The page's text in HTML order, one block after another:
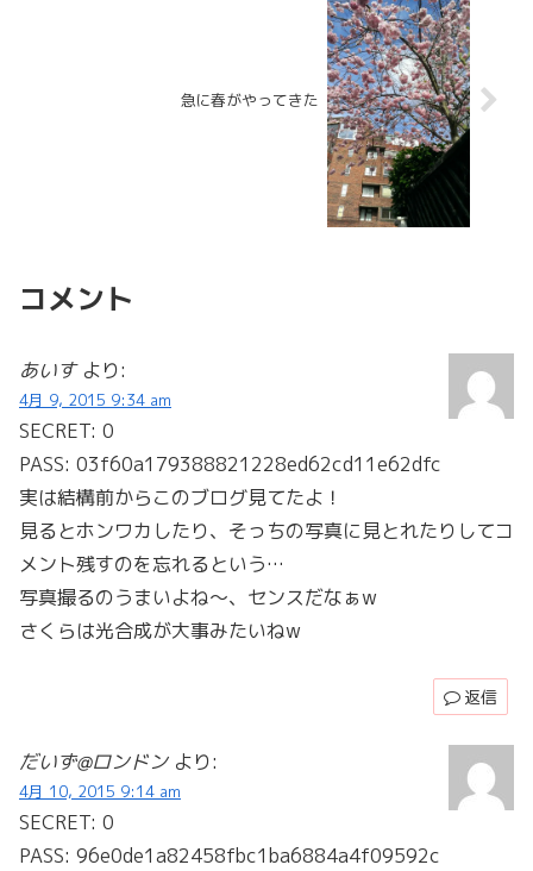
急に春がやってきた
コメント
あいす より:
4月 9, 2015 9:34 am
SECRET: 0
PASS: 03f60a179388821228ed62cd11e62dfc
実は結構前からこのブログ見てたよ！
見るとホンワカしたり、そっちの写真に見とれたりしてコ
メント残すのを忘れるという…
写真撮るのうまいよね〜、センスだなぁw
さくらは光合成が大事みたいねw
返信
だいず@ロンドン より:
4月 10, 2015 9:14 am
SECRET: 0
PASS: 96e0de1a82458fbc1ba6884a4f09592c